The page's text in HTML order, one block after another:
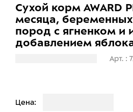
Сухой корм AWARD
месяца,
пород с ягненком и
добавлением
Арт. :
Цена: